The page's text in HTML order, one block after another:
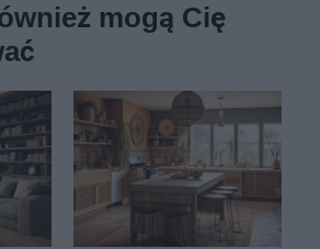
mogą Cię